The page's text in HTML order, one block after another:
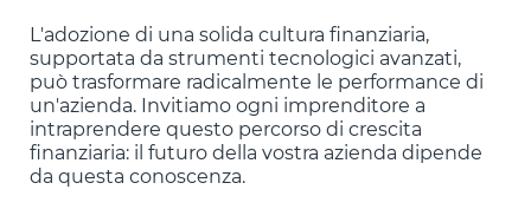
L'adozione di una solida cultura finanziaria,
supportata da strumenti tecnologici avanzati,
può trasformare radicalmente le performance di
un'azienda. Invitiamo ogni imprenditore a
intraprendere questo percorso di crescita
finanziaria: il futuro della vostra azienda dipende
da questa conoscenza.